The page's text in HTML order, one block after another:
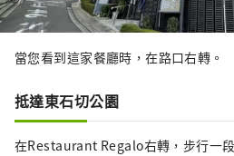
當您看到這家餐廳時，在路口右轉。
抵達東石切公園
在Restaurant Regalo右轉，步行一